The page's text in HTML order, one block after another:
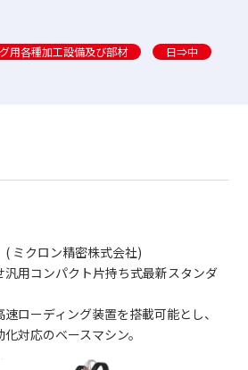
用各種加工設備及び部材 日⇒中
ミクロン精密株式会社)
用コンパクト片持ち式最新スタンダ
ローディング装置を搭載可能とし、
対応のベースマシン。